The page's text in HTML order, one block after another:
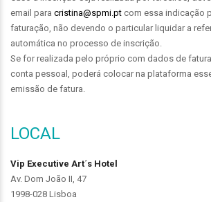
email para cristina@spmi.pt com essa indicação
faturação, não devendo o particular liquidar a
automática no processo de inscrição.
Se for realizada pelo próprio com dados de
conta pessoal, poderá colocar na plataforma
emissão de fatura.
LOCAL
Vip Executive Art´s Hotel
Av. Dom João II, 47
1998-028 Lisboa